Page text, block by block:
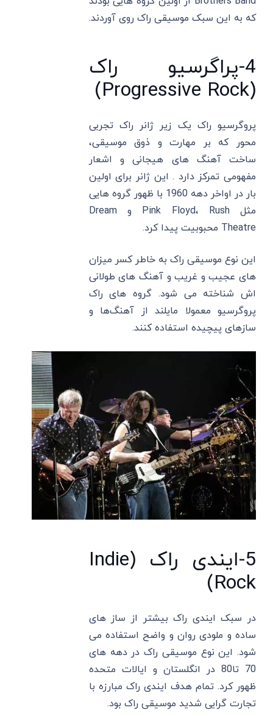
که به این سبک موسیقی راک روی آوردند.
4-پراگرسیو راک
(Progressive Rock)
پروگرسیو راک یک زیر ژانر راک تجربی
محور که بر مهارت و ذوق موسیقی،
ساخت آهنگ های هیجانی و اشعار
مفهومی تمرکز دارد . این ژانر برای اولین
بار در اواخر دهه 1960 با ظهور گروه هایی
مثل Pink Floyd، Rush و Dream
Theatre محبوبیت پیدا کرد.
این نوع موسیقی راک به خاطر کسر میزان
های عجیب و غریب و آهنگ های طولانی
اش شناخته می شود. گروه ‌های راک
پروگرسیو معمولا مایلند از آهنگ‌ها و
سازهای پیچیده استفاده کنند.
5-ایندی راک (Indie
Rock)
در سبک ایندی راک بیشتر از ساز های
ساده و ملودی روان و واضح استفاده می
شود. این نوع موسیقی راک در دهه های
70 تا80 در انگلستان و ایالات متحده
ظهور کرد. تمام هدف ایندی راک مبارزه با
تجارت گرایی شدید موسیقی راک بود.